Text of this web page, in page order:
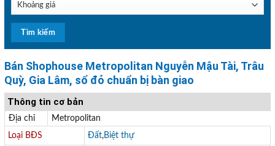
Bán Shophouse Metropolitan Nguyễn Mậu Tài, Trâu
Quỳ, Gia Lâm, sổ đỏ chuẩn bị bàn giao
Thông tin cơ bản
Địa chỉ
Metropolitan
Loại BĐS
Đất,Biệt thự